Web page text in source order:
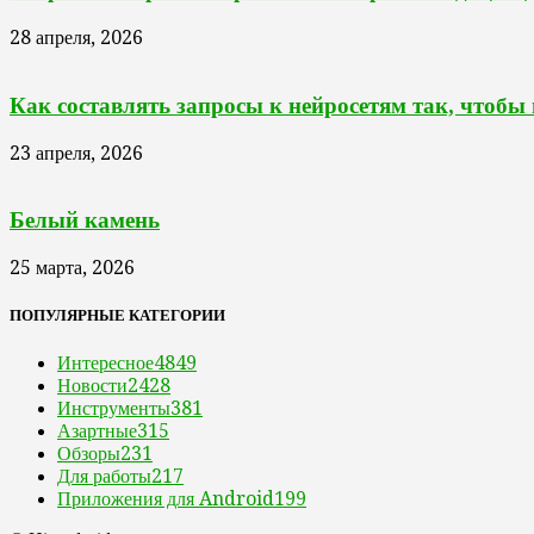
28 апреля, 2026
Как составлять запросы к нейросетям так,
23 апреля, 2026
Белый камень
25 марта, 2026
ПОПУЛЯРНЫЕ КАТЕГОРИИ
Интересное4849
Новости2428
Инструменты381
Азартные315
Обзоры231
Для работы217
Приложения для Android199